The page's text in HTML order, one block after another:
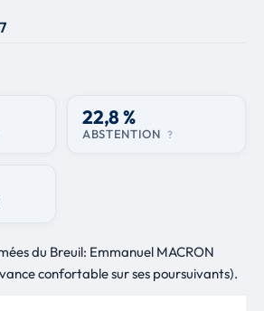
22,8 %
ABSTENTION ?
du Breuil: Emmanuel MACRON
confortable sur ses poursuivants).